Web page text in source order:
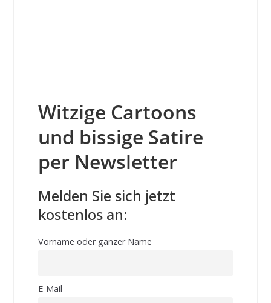
Witzige Cartoons
und bissige Satire
per Newsletter
Melden Sie sich jetzt
kostenlos an:
Vorname oder ganzer Name
E-Mail